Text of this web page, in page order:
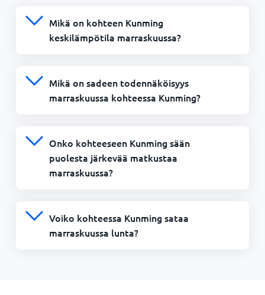
Mikä on kohteen Kunming
keskilämpötila marraskuussa?
Mikä on sadeen todennäköisyys
marraskuussa kohteessa Kunming?
Onko kohteeseen Kunming sään
puolesta järkevää matkustaa
marraskuussa?
Voiko kohteessa Kunming sataa
marraskuussa lunta?